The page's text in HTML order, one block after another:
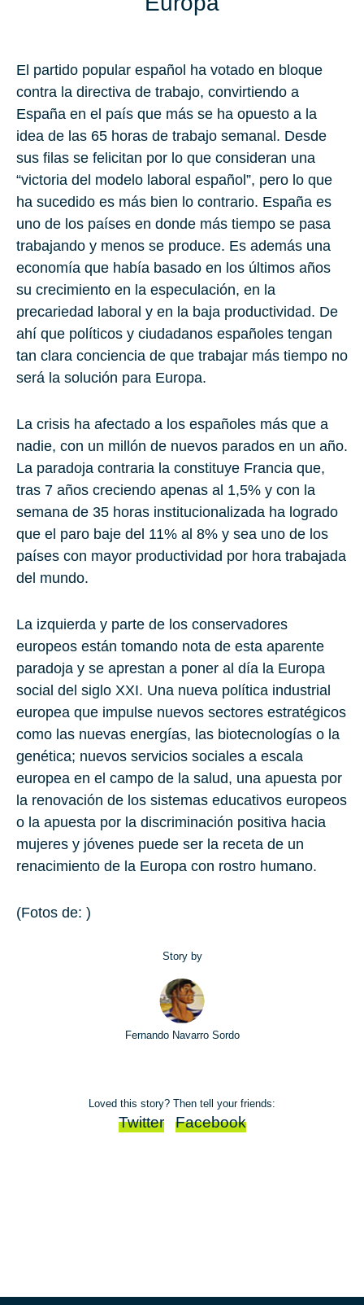
El partido popular español ha votado en bloque
contra la directiva de trabajo, convirtiendo a
España en el país que más se ha opuesto a la
idea de las 65 horas de trabajo semanal. Desde
sus filas se felicitan por lo que consideran una
“victoria del modelo laboral español”, pero lo que
ha sucedido es más bien lo contrario. España es
uno de los países en donde más tiempo se pasa
trabajando y menos se produce. Es además una
economía que había basado en los últimos años
su crecimiento en la especulación, en la
precariedad laboral y en la baja productividad. De
ahí que políticos y ciudadanos españoles tengan
tan clara conciencia de que trabajar más tiempo no
será la solución para Europa.
La crisis ha afectado a los españoles más que a
nadie, con un millón de nuevos parados en un año.
La paradoja contraria la constituye Francia que,
tras 7 años creciendo apenas al 1,5% y con la
semana de 35 horas institucionalizada ha logrado
que el paro baje del 11% al 8% y sea uno de los
países con mayor productividad por hora trabajada
del mundo.
La izquierda y parte de los conservadores
europeos están tomando nota de esta aparente
paradoja y se aprestan a poner al día la Europa
social del siglo XXI. Una nueva política industrial
europea que impulse nuevos sectores estratégicos
como las nuevas energías, las biotecnologías o la
genética; nuevos servicios sociales a escala
europea en el campo de la salud, una apuesta por
la renovación de los sistemas educativos europeos
o la apuesta por la discriminación positiva hacia
mujeres y jóvenes puede ser la receta de un
renacimiento de la Europa con rostro humano.
(Fotos de: )
Story by
Fernando Navarro Sordo
Loved this story? Then tell your friends:
Twitter Facebook